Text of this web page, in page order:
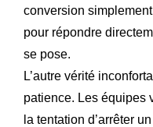
conversion
pour répondre
se pose.
L’autre vérité
patience. Les équipes
la tentation d’arrêter